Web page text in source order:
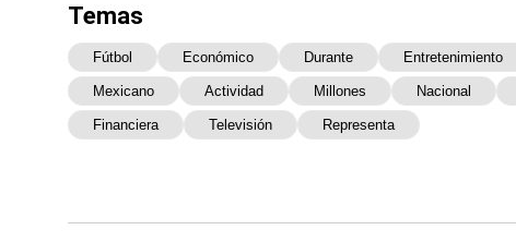
Temas
Fútbol Económico Durante Entretenimiento
Mexicano Actividad Millones Nacional
Financiera Televisión Representa